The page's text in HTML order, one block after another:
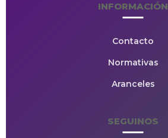
INFORMACIÓN
Contacto
Normativas
Aranceles
SEGUINOS